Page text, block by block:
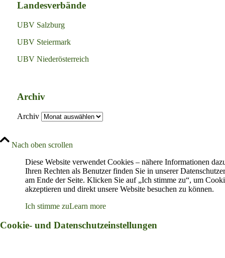
Landesverbände
UBV Salzburg
UBV Steiermark
UBV Niederösterreich
Archiv
Archiv
Nach oben scrollen
Diese Website verwendet Cookies – nähere Informationen
Ihren Rechten als Benutzer finden Sie in unserer
am Ende der Seite. Klicken Sie auf „Ich stimme zu“, um
akzeptieren und direkt unsere Website besuchen zu können.
Ich stimme zuLearn more
Cookie- und Datenschutzeinstellungen